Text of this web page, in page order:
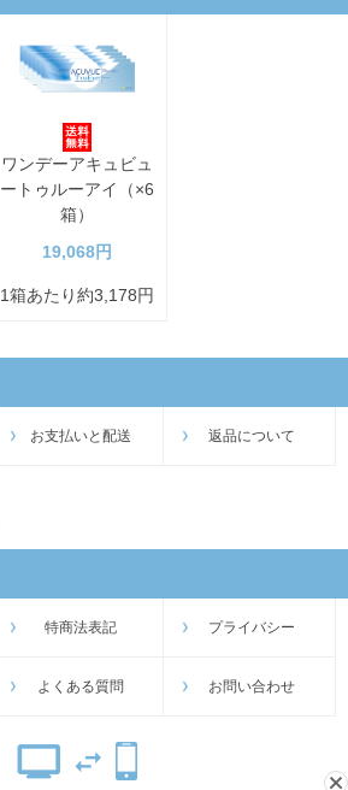
ワンデーアキュビュ
ートゥルーアイ（×6
箱）
19,068円
1箱あたり約3,178円
お支払いと配送 返品について
特商法表記 プライバシー
よくある質問 お問い合わせ